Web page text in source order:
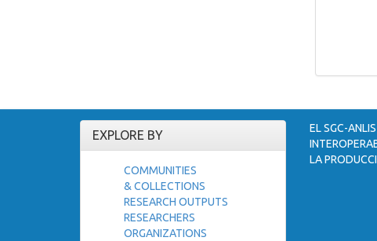
EXPLORE BY
COMMUNITIES
& COLLECTIONS
RESEARCH OUTPUTS
RESEARCHERS
ORGANIZATIONS
EL SGC-
LA